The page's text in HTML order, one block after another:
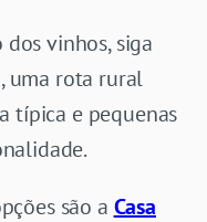
vinhos, siga
, uma rota rural
típica e pequenas
são a Casa